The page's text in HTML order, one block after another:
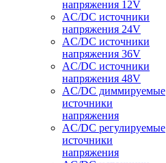
напряжения 12V
AC/DC источники
напряжения 24V
AC/DC источники
напряжения 36V
AC/DC источники
напряжения 48V
AC/DC диммируемые
источники
напряжения
AC/DC регулируемые
источники
напряжения